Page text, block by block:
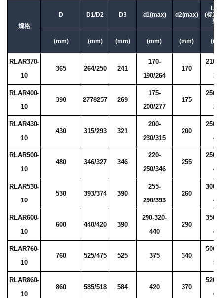
规格
D D1/D2 D3 d1(max) d2(max)
L2/
(标准/
列
(mm) (mm) (mm) (mm) (mm)
RLAR370-
10
365 264/250 241
170-
190/264
170
210/
RLAR400-
10
398 2778257 269
175-
200/277
175
250/
RLAR430-
10
430 315/293 321
200-
230/315
200
250/
RLAR500-
10
480 346/327 346
220-
250/346
255
250/
RLAR530-
10
530 393/374 390
255-
290/393
260
300/
RLAR600-
10
600 440/420 390
290-320-
440
290
350/
RLAR760-
10
760 525/475 525 375 340
500/
RLAR860-
10
860 585/518 584 420 370
520/